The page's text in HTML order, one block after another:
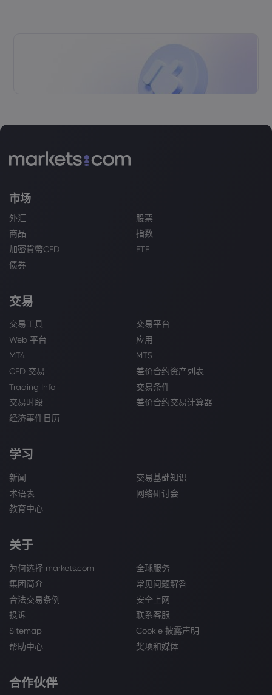
市场
外汇
股票
商品
指数
加密貨幣CFD
ETF
债券
交易
交易工具
交易平台
Web 平台
应用
MT4
MT5
CFD 交易
差价合约资产列表
Trading Info
交易条件
交易时段
差价合约交易计算器
经济事件日历
学习
新闻
交易基础知识
术语表
网络研讨会
教育中心
关于
为何选择 markets.com
全球服务
集团简介
常见问题解答
合法交易条例
安全上网
投诉
联系客服
Sitemap
Cookie 披露声明
帮助中心
奖项和媒体
合作伙伴